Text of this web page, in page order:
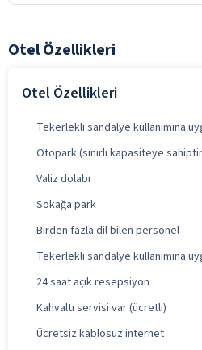
Otel Özellikleri
Otel Özellikleri
Tekerlekli sandalye kullanımına
Otopark (sınırlı kapasiteye
Valiz dolabı
Sokağa park
Birden fazla dil bilen personel
Tekerlekli sandalye kullanımına
24 saat açık resepsiyon
Kahvaltı servisi var (ücretli)
Ücretsiz kablosuz internet